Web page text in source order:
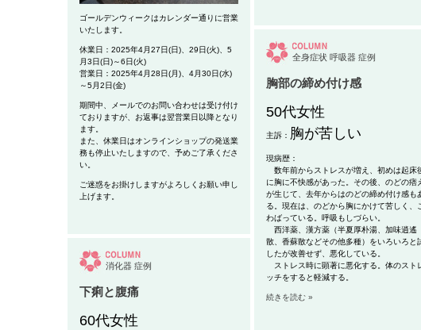
ゴールデンウィークはカレンダー通りに営業
いたします。
休業日：2025年4月27日(日)、29日(火)、5
月3日(日)～6日(火)
営業日：2025年4月28日(月)、4月30日(水)
～5月2日(金)
期間中、メールでのお問い合わせは受け付け
ておりますが、お返事は翌営業日以降となり
ます。
また、休業日はオンラインショップの発送業
務も停止いたしますので、予めご了承くださ
い。
ご迷惑をお掛けしますがよろしくお願い申し
上げます。
全身症状 呼吸器 症例
胸部の締め付け感
50代女性
主訴： 胸が苦しい
現病歴：
数年前からストレスが増え、初めは起床
に胸に不快感があった。その後、のどの痞
が生じて、去年からはのどの締め付け感も
る。現在は、のどから胸にかけて苦しく、
わばっている。呼吸もしづらい。
西洋薬、漢方薬（半夏厚朴湯、加味逍遙
散、香蘇散などその他多種）をいろいろと
したが改善せず、悪化している。
ストレス時に顕著に悪化する。 体のスト
ッチをすると軽減する。
続きを読む »
消化器 症例
下痢と腹痛
60代女性